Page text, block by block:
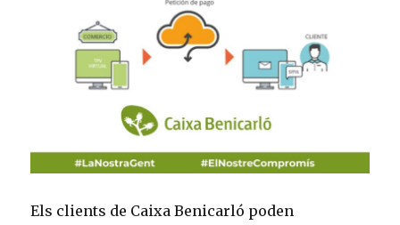
Els clients de Caixa Benicarló poden